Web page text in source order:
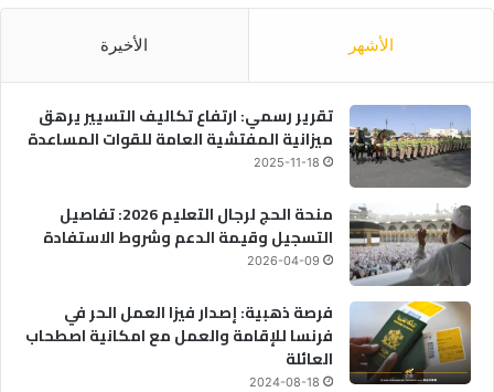
الأشهر الأخيرة
تقرير رسمي: ارتفاع تكاليف التسيير يرهق
ميزانية المفتشية العامة للقوات المساعدة
2025-11-18
منحة الحج لرجال التعليم 2026: تفاصيل
التسجيل وقيمة الدعم وشروط الاستفادة
2026-04-09
فرصة ذهبية: إصدار فيزا العمل الحر في
فرنسا للإقامة والعمل مع امكانية اصطحاب
العائلة
2024-08-18